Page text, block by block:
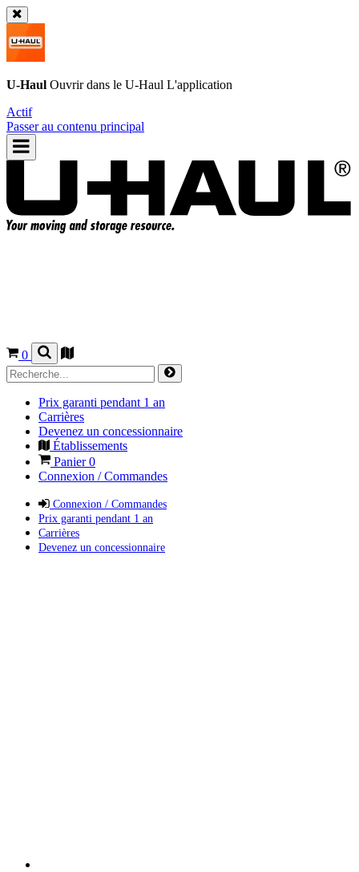
U-Haul Ouvrir dans le U-Haul L'application
Actif
Passer au contenu principal
0
Prix garanti pendant 1 an
Carrières
Devenez un concessionnaire
Établissements
Panier0
Connexion / Commandes
Connexion / Commandes
Prix garanti pendant 1 an
Carrières
Devenez un concessionnaire